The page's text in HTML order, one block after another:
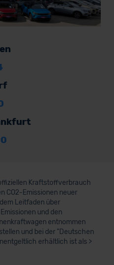
Kraftstoffverbrauch
CO2-Emissionen neuer
Leitfaden über
und den
entnommen
und bei der "Deutschen
erhältlich ist als >